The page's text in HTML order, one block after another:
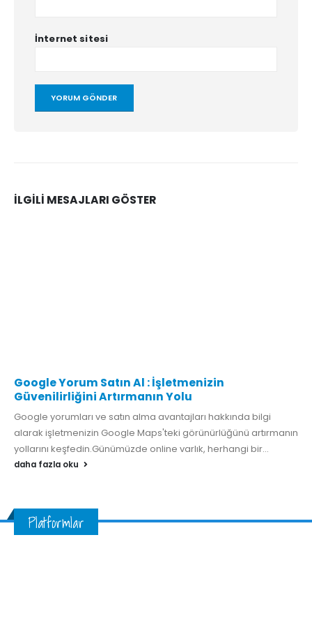
İnternet sitesi
İLGILI MESAJLARI GÖSTER
Google Yorum Satın Al : İşletmenizin
Güvenilirliğini Artırmanın Yolu
Google yorumları ve satın alma avantajları hakkında bilgi
alarak işletmenizin Google Maps'teki görünürlüğünü artırmanın
yollarını keşfedin.Günümüzde online varlık, herhangi bir...
daha fazla oku
Platformlar